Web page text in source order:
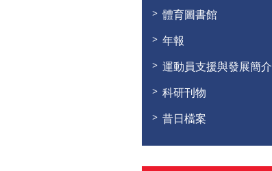
體育圖書館
年報
運動員支援與發展簡介
科研刊物
昔日檔案